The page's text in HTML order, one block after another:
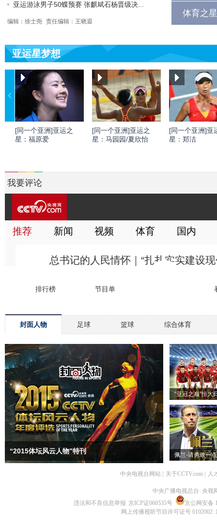
亚运游泳男子50蝶预赛 张麒斌石杨晋级决...
编辑：徐士尧 责任编辑：王晓遐
体育之
亚运星梦想
[同一个亚洲]亚运之
星：福原爱
[同一个亚洲]亚运之
星：马园园/夏欣怡
[同一个亚洲]亚
星：郑洁
我要评论
封面人物 足球 篮球 综合体育
“2015体坛风云人物”特刊
“亚冠之巅”恒大
佩兰-请勇敢一点
中央电视台网站 关于CCTV.com 人
中央广播电视总台 央视
违法和不良信息举报 京ICP证060535号
京公网安备
网上传播视听节目许可证号 0102002